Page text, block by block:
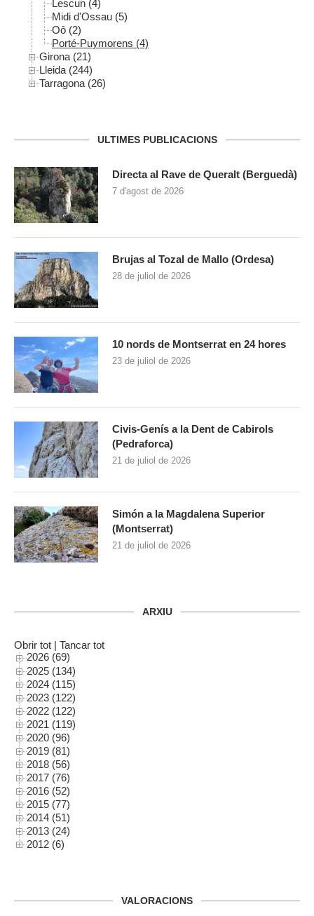
Lescun (4)
Midi d'Ossau (5)
Oô (2)
Porté-Puymorens (4)
Girona (21)
Lleida (244)
Tarragona (26)
ULTIMES PUBLICACIONS
Directa al Rave de Queralt (Berguedà)
7 d'agost de 2026
Brujas al Tozal de Mallo (Ordesa)
28 de juliol de 2026
10 nords de Montserrat en 24 hores
23 de juliol de 2026
Civis-Genís a la Dent de Cabirols
(Pedraforca)
21 de juliol de 2026
Simón a la Magdalena Superior
(Montserrat)
21 de juliol de 2026
ARXIU
Obrir tot
Tancar tot
2026 (69)
2025 (134)
2024 (115)
2023 (122)
2022 (122)
2021 (119)
2020 (96)
2019 (81)
2018 (56)
2017 (76)
2016 (52)
2015 (77)
2014 (51)
2013 (24)
2012 (6)
VALORACIONS